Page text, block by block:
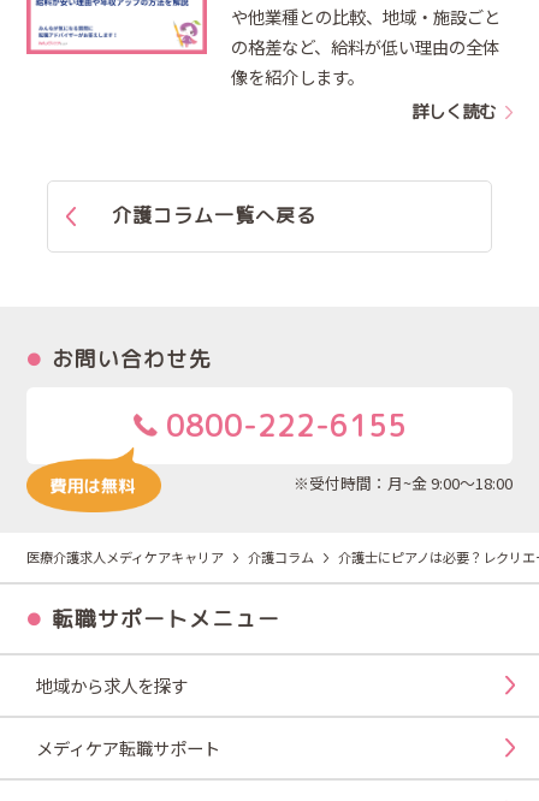
や他業種との比較、地域・施設ごと
の格差など、給料が低い理由の全体
像を紹介します。
詳しく読む
介護コラム一覧へ戻る
お問い合わせ先
0800-222-6155
※受付時間：月~金 9:00～18:00
医療介護求人メディケアキャリア 介護コラム 介護士にピアノは必要？レクリ
転職サポートメニュー
地域から求人を探す
メディケア転職サポート